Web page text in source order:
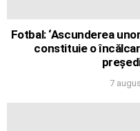
Fotbal: ‘Ascunderea
constituie o
7